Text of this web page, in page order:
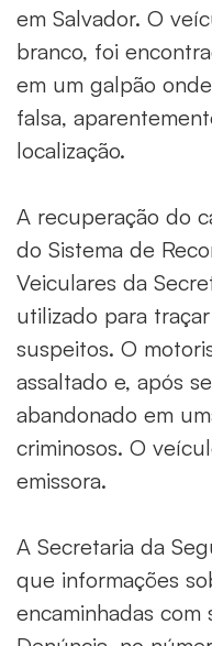
em Salvador. O
branco, foi
em um galpão
falsa,
localização.
A recuperação do
do Sistema de
Veiculares da
utilizado para
suspeitos. O
assaltado e, após
abandonado em
criminosos. O
emissora.
A Secretaria da
que informações
encaminhadas